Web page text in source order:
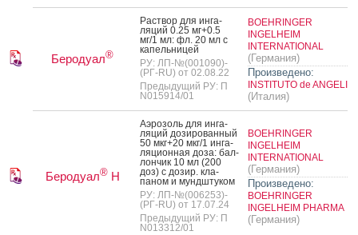
Беродуал®
Рас­твор для ин­га­
ляций 0.25 мг+0.5
мг/1 мл: фл. 20 мл с
ка­пель­ни­цей
РУ: ЛП-№(001090)-
(РГ-RU) от 02.08.22
Предыдущий РУ: П
N015914/01
BOEHRINGER
INGELHEIM
INTERNATIONAL
(Германия)
Произведено:
INSTITUTO de ANGELI
(Италия)
Беродуал®Н
А­эро­золь для ин­га­
ляций до­зиро­ван­ный
50 мкг+20 мкг/1 ин­га­
ляци­он­ная до­за: бал­
лончик 10 мл (200
доз) с до­зир. кла­
паном и мунд­шту­ком
РУ: ЛП-№(006253)-
(РГ-RU) от 17.07.24
Предыдущий РУ: П
N013312/01
BOEHRINGER
INGELHEIM
INTERNATIONAL
(Германия)
Произведено:
BOEHRINGER
INGELHEIM PHARMA
(Германия)